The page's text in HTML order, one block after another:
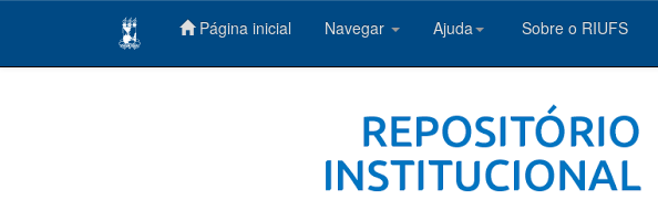
Página inicial Navegar Ajuda Sobre o RIUFS